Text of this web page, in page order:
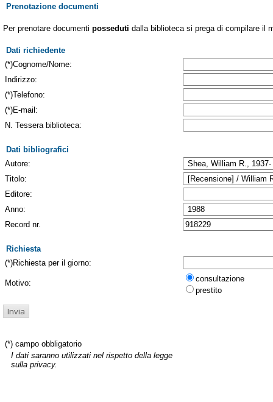
Prenotazione documenti
Per prenotare documenti posseduti dalla biblioteca si prega di compilare il
Dati richiedente
(*)Cognome/Nome:
Indirizzo:
(*)Telefono:
(*)E-mail:
N. Tessera biblioteca:
Dati bibliografici
Autore:
Titolo:
Editore:
Anno:
Record nr.
Richiesta
(*)Richiesta per il giorno:
Motivo:
consultazione
prestito
(*) campo obbligatorio
I dati saranno utilizzati nel rispetto della legge
sulla privacy.